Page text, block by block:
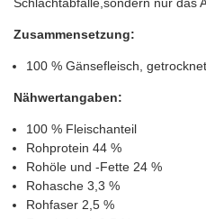
Zusammensetzung:
100 % Gänsefleisch, getrocknet
Nähwertangaben:
100 % Fleischanteil
Rohprotein 44 %
Rohöle und -Fette 24 %
Rohasche 3,3 %
Rohfaser 2,5 %